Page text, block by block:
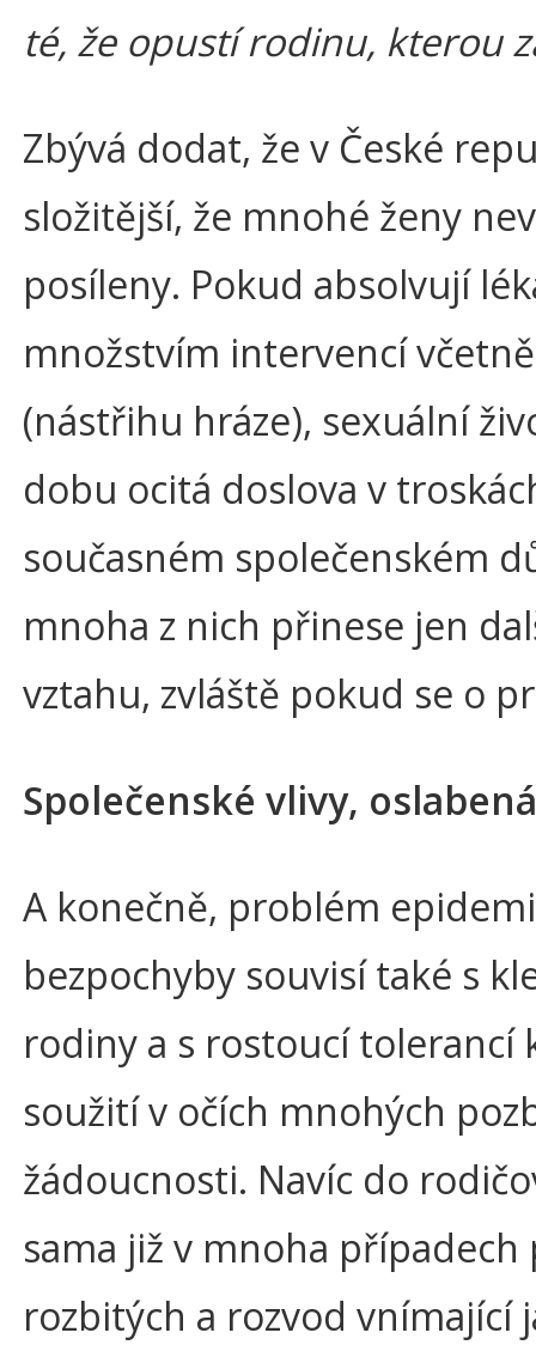
té, že opustí rodinu, kterou
Zbývá dodat, že v České
složitější, že mnohé ženy
posíleny. Pokud absolvují
množstvím intervencí
(nástřihu hráze), sexuální
dobu ocitá doslova v
současném společenském
mnoha z nich přinese jen
vztahu, zvláště pokud se o
Společenské vlivy,
A konečně, problém
bezpochyby souvisí také s
rodiny a s rostoucí
soužití v očích mnohých
žádoucnosti. Navíc do
sama již v mnoha případech
rozbitých a rozvod vnímající